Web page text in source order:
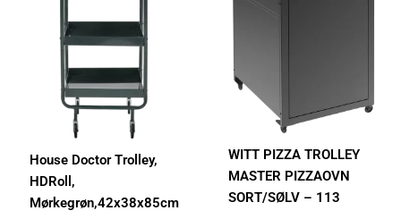
House Doctor Trolley,
HDRoll,
Mørkegrøn,42x38x85cm
WITT PIZZA TROLLEY
MASTER PIZZAOVN
SORT/SØLV – 113